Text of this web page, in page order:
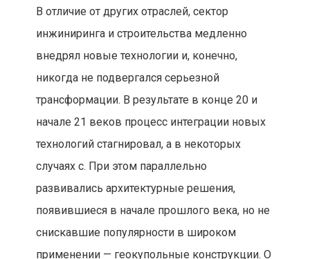
В отличие от других отраслей, сектор
инжиниринга и строительства медленно
внедрял новые технологии и, конечно,
никогда не подвергался серьезной
трансформации. В результате в конце 20 и
начале 21 веков процесс интеграции новых
технологий стагнировал, а в некоторых
случаях с. При этом параллельно
развивались архитектурные решения,
появившиеся в начале прошлого века, но не
снискавшие популярности в широком
применении — геокупольные конструкции. О